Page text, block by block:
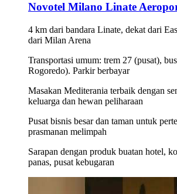
Novotel Milano Linate
4 km dari bandara Linate, dekat dari
dari Milan Arena
Transportasi umum: trem 27 (pusat),
Rogoredo). Parkir berbayar
Masakan Mediterania terbaik dengan
keluarga dan hewan peliharaan
Pusat bisnis besar dan taman untuk
prasmanan melimpah
Sarapan dengan produk buatan hotel,
panas, pusat kebugaran